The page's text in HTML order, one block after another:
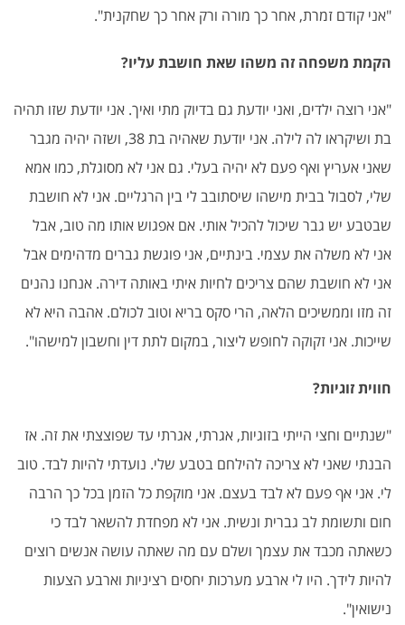
"אני קודם זמרת, אחר כך מורה ורק אחר כך שחקנית".
הקמת משפחה זה משהו שאת חושבת עליו?
"אני רוצה ילדים, ואני יודעת גם בדיוק מתי ואיך. אני יודעת שזו תהיה
בת ושיקראו לה לילה. אני יודעת שאהיה בת 38, ושזה יהיה מגבר
שאני אעריץ ואף פעם לא יהיה בעלי. גם אני לא מסוגלת, כמו אמא
שלי, לסבול בבית מישהו שיסתובב לי בין הרגליים. אני לא חושבת
שבטבע יש גבר שיכול להכיל אותי. אם אפגוש אותו מה טוב, אבל
אני לא משלה את עצמי. בינתיים, אני פוגשת גברים מדהימים אבל
אני לא חושבת שהם צריכים לחיות איתי באותה דירה. אנחנו נהנים
זה מזו וממשיכים הלאה, הרי סקס בריא וטוב לכולם. אהבה היא לא
שייכות. אני זקוקה לחופש ליצור, במקום לתת דין וחשבון למישהו".
חווית זוגיות?
"שנתיים וחצי הייתי בזוגיות, אגרתי, אגרתי עד שפוצצתי את זה. אז
הבנתי שאני לא צריכה להילחם בטבע שלי. נועדתי להיות לבד. טוב
לי. אני אף פעם לא לבד בעצם. אני מוקפת כל הזמן בכל כך הרבה
חום ותשומת לב גברית ונשית. אני לא מפחדת להשאר לבד כי
כשאתה מכבד את עצמך ושלם עם מה שאתה עושה אנשים רוצים
להיות לידך. היו לי ארבע מערכות יחסים רציניות וארבע הצעות
נישואין".